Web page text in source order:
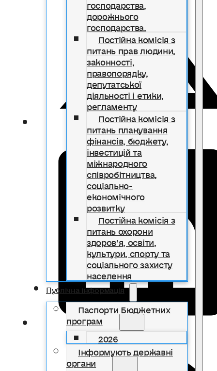
господарства,
дорожнього
господарства.
Постійна комісія з
питань прав людини,
законності,
правопорядку,
депутатської
діяльності і етики,
регламенту
Постійна комісія з
питань планування
фінансів, бюджету,
інвестицій та
міжнародного
співробітництва,
соціально-
економічного
розвитку
Постійна комісія з
питань охорони
здоров’я, освіти,
культури, спорту та
соціального захисту
населення
Публічна інформація
Паспорти Бюджетних
програм
2026
Інформують державні
органи